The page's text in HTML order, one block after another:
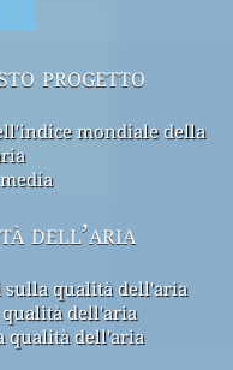
progetto
mondiale della
dell’aria
sulla qualità dell'aria
dell'aria
qualità dell'aria